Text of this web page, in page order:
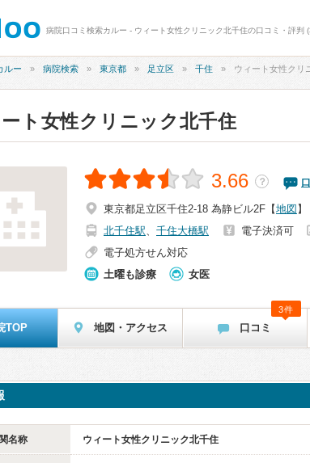
病院口コミ検索カルー - ウィート女性クリニック北千住の口コミ・評判
ルー 病院検索 東京都 足立区 千住 ウィート女性クリ
ト女性クリニック北千住
3.66 ？
東京都足立区千住2-18 為静ビル2F 【地図 】
北千住駅、 千住大橋駅 電子決済可
電子処方せん対応
土曜も診療
女医
TOP 地図・アクセス 口コミ
3件
名称 ウィート女性クリニック北千住